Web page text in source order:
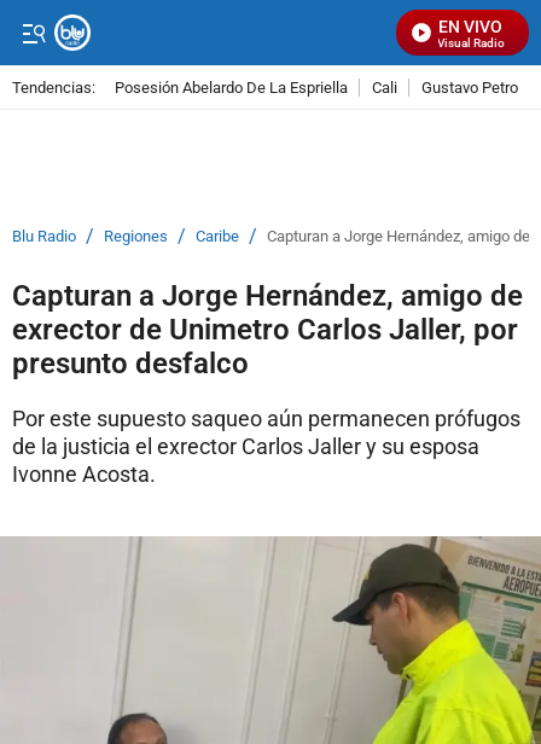
EN VIVO
Señal Visual Radio
Tendencias: Posesión Abelardo De La Espriella Cali Gustavo Petro
Blu Radio / Regiones / Caribe / Capturan a Jorge Hernández, amigo
Capturan a Jorge Hernández, amigo de
exrector de Unimetro Carlos Jaller, por
presunto desfalco
Por este supuesto saqueo aún permanecen prófugos
de la justicia el exrector Carlos Jaller y su esposa
Ivonne Acosta.